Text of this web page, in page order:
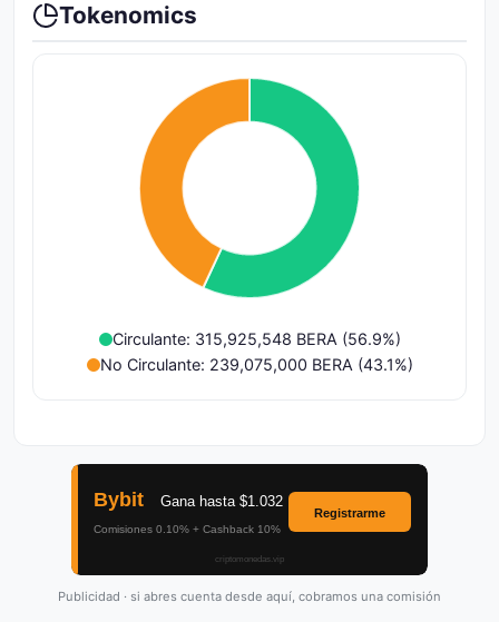
Tokenomics
Circulante: 315,925,548 BERA (56.9%)
No Circulante: 239,075,000 BERA (43.1%)
Publicidad · si abres cuenta desde aquí, cobramos una comisión